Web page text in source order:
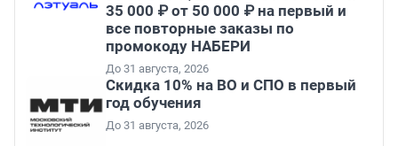
35 000 ₽ от 50 000 ₽ на первый и
все повторные заказы по
промокоду НАБЕРИ
До 31 августа, 2026
Скидка 10% на ВО и СПО в первый
год обучения
До 31 августа, 2026